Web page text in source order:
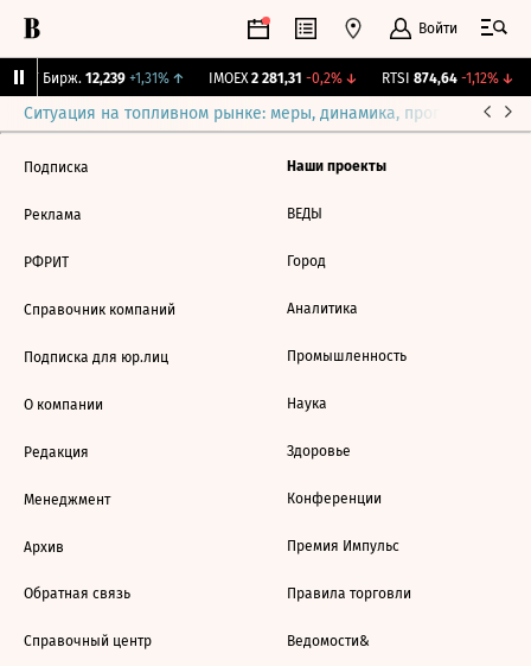
Войти
CNY Бирж. 12,239 +1,31%↑ IMOEX 2 281,31 -0,2%↓ RTSI 874,64 -1,12%↓
Ситуация на топливном рынке: меры, динамика, прогнозы
Подписка
Реклама
РФРИТ
Справочник компаний
Подписка для юр.лиц
О компании
Редакция
Менеджмент
Архив
Обратная связь
Справочный центр
Наши проекты
ВЕДЫ
Город
Аналитика
Промышленность
Наука
Здоровье
Конференции
Премия Импульс
Правила торговли
Ведомости&